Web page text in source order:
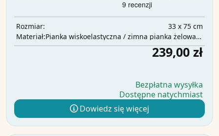
Rozmiar:
33 x 75 cm
Materiał:
Pianka wiskoelastyczna / zimna pianka żelowa / wata poliestrowa
239,00 zł
Bezpłatna wysyłka
Dostępne natychmiast
Dowiedz się więcej